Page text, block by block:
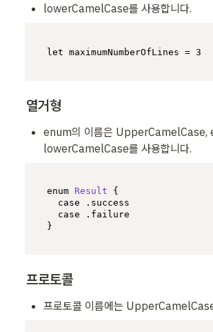
lowerCamelCase를 사용합니다.
let maximumNumberOfLines = 3
열거형
enum의 이름은 UpperCamelCase,
lowerCamelCase를 사용합니다.
enum Result {
case . success
case . failure
}
프로토콜
프로토콜 이름에는